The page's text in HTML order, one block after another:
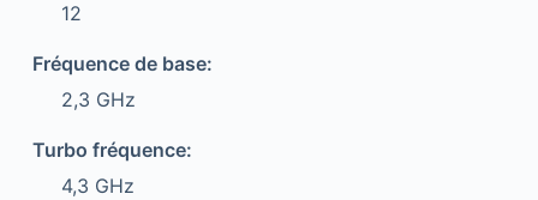
12
Fréquence de base:
2,3 GHz
Turbo fréquence:
4,3 GHz